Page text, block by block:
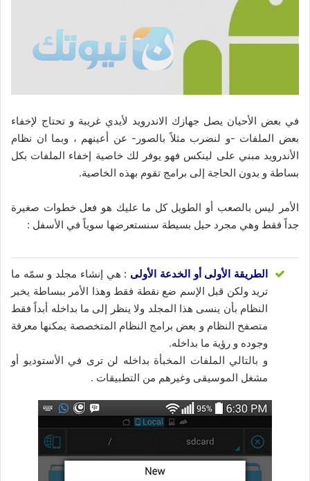
في بعض الأحيان يصل جهازك الاندرويد لأيدي غريبة و تحتاج لإخفاء
بعض الملفات -و لنضرب مثلاً بالصور- عن أعينهم ، وبما ان نظام
الأندرويد مبني على لينكس فهو يوفر لك خاصية إخفاء الملفات بكل
بساطة و بدون الحاجة إلى برامج تقوم بهذه الخاصية.
الأمر ليس بالصعب أو الطويل كل ما عليك هو فعل خطوات صغيرة
جداً فقط وهي مجرد حيل بسيطة سنستعرضها سوياً في الأسفل :
الطريقة الأولى أو الخدعة الأولى : هي إنشاء مجلد و سمّه ما
تريد ولكن قبل الإسم ضع نقطة فقط وهذا الأمر ببساطة يخبر
النظام بأن ينسى هذا المجلد ولا ينظر إلى ما بداخله أبداً فقط
متصفح النظام و بعض برامج النظام المتخصصة يمكنها معرفة
وجوده و رؤية ما بداخله.
و بالتالي الملفات المخبأة بداخله لن ترى في الأستوديو أو
مشغل الموسيقى وغيرهم من التطبيقات .